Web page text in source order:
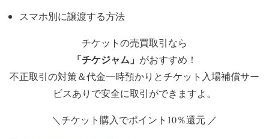
スマホ別に譲渡する方法
チケットの売買取引なら
「チケジャム」 がおすすめ！
不正取引の対策＆代金一時預かりとチケット入場補償サー
ビスありで安全に取引ができますよ。
＼チケット購入でポイント10％還元 ／